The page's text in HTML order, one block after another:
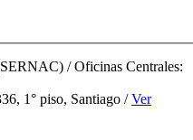
/ Oficinas Centrales:
1° piso, Santiago /Ver